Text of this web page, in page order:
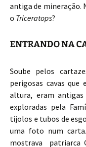
antiga de mineração.
o Triceratops?
ENTRANDO NA
Soube pelos
perigosas cavas que
altura, eram antigas
exploradas pela
tijolos e tubos de
uma foto num
mostrava patriarca